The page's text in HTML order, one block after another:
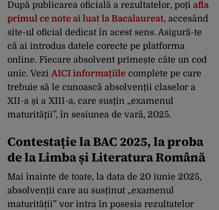
După publicarea oficială a rezultatelor, poți afla
primul ce note ai luat la Bacalaureat, accesând
site-ul oficial dedicat în acest sens. Asigură-te
că ai introdus datele corecte pe platforma
online. Fiecare absolvent primește câte un cod
unic. VeziAICI informațiile complete pe care
trebuie să le cunoască absolvenții claselor a
XII-a și a XIII-a, care susțin „examenul
maturității”, în sesiunea de vară, 2025.
Contestație la BAC 2025, la proba
de la Limba și Literatura Română
Mai înainte de toate, la data de 20 iunie 2025,
absolvenții care au susținut „examenul
maturității” vor intra în posesia rezultatelor